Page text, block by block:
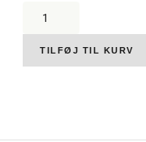
Boglietti,
Langhe
Buio,
DOC,
TILFØJ TIL KURV